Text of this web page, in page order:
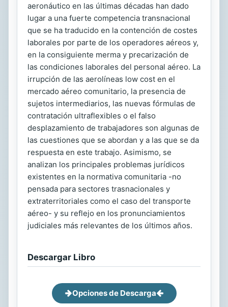
aeronáutico en las últimas décadas han dado
lugar a una fuerte competencia transnacional
que se ha traducido en la contención de costes
laborales por parte de los operadores aéreos y,
en la consiguiente merma y precarización de
las condiciones laborales del personal aéreo. La
irrupción de las aerolíneas low cost en el
mercado aéreo comunitario, la presencia de
sujetos intermediarios, las nuevas fórmulas de
contratación ultraflexibles o el falso
desplazamiento de trabajadores son algunas de
las cuestiones que se abordan y a las que se da
respuesta en este trabajo. Asimismo, se
analizan los principales problemas jurídicos
existentes en la normativa comunitaria -no
pensada para sectores trasnacionales y
extraterritoriales como el caso del transporte
aéreo- y su reflejo en los pronunciamientos
judiciales más relevantes de los últimos años.
Descargar Libro
Opciones de Descarga